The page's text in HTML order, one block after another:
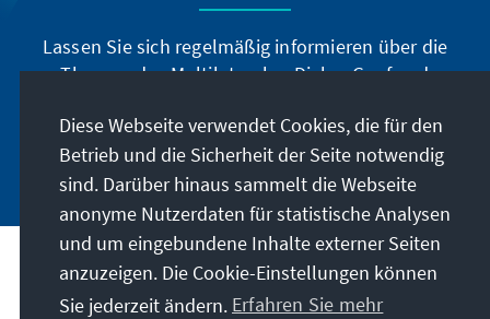
Lassen Sie sich regelmäßig informieren über die
Themen des Multilateralen Dialog Genf und
Jetzt abonnieren
Anschrift
Diese Webseite verwendet Cookies, die für den
Betrieb und die Sicherheit der Seite notwendig
sind. Darüber hinaus sammelt die Webseite
anonyme Nutzerdaten für statistische Analysen
und um eingebundene Inhalte externer Seiten
anzuzeigen. Die Cookie-Einstellungen können
Sie jederzeit ändern. Erfahren Sie mehr